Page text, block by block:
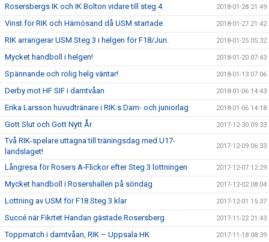
Rosersbergs IK och IK Bolton vidare till steg 4 2018-01-28 21:49
Vinst för RIK och Härnösand då USM startade 2018-01-27 21:42
RIK arrangerar USM Steg 3 i helgen för F18/Jun. 2018-01-25 05:32
Mycket handboll i helgen! 2018-01-20 07:43
Spännande och rolig helg väntar! 2018-01-13 07:06
Derby mot HF SIF i damtvåan 2018-01-06 14:43
Erika Larsson huvudtränare i RIK:s Dam- och juniorlag 2018-01-06 14:18
Gott Slut och Gott Nytt År 2017-12-30 09:33
Två RIK-spelare uttagna till träningsdag med U17-
landslaget!
2017-12-09 06:33
Långresa för Rosers A-Flickor efter Steg 3 lottningen 2017-12-07 12:29
Mycket handboll i Rosershallen på söndag 2017-12-02 08:04
Lottning av USM för F18 Steg 3 klar 2017-12-01 15:37
Succé när Fikrtet Handan gästade Rosersberg 2017-11-22 21:43
Toppmatch i damtvåan, RIK – Uppsala HK 2017-11-18 08:39